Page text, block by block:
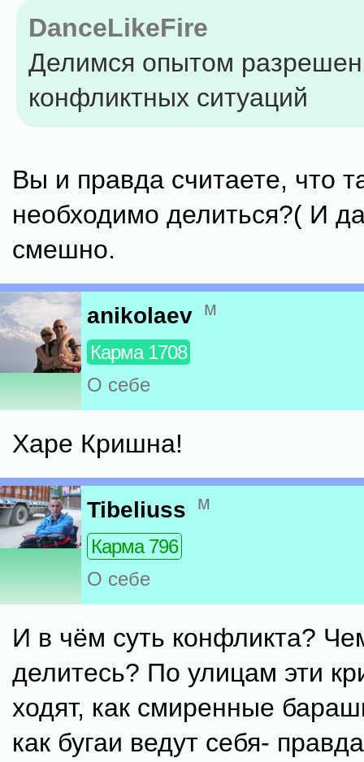
DanceLikeFire
Делимся опытом
конфликтных ситуаций
Вы и правда считаете, что
необходимо делиться?( И
смешно.
anikolaev м
Карма 1708
О себе
Харе Кришна!
Tibeliuss м
Карма 796
О себе
И в чём суть конфликта?
делитесь? По улицам эти
ходят, как смиренные
как бугаи ведут себя-